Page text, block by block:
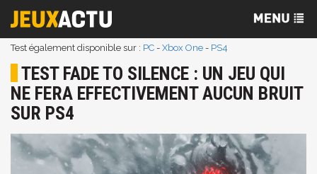
Test également disponible sur : PC - Xbox One - PS4
TEST FADE TO SILENCE : UN JEU QUI
NE FERA EFFECTIVEMENT AUCUN BRUIT
SUR PS4